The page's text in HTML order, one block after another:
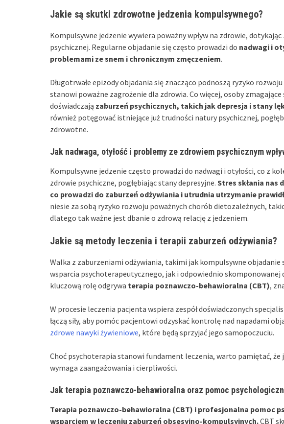
Jakie są skutki zdrowotne jedzenia kompulsywnego?
Kompulsywne jedzenie wywiera poważny wpływ na zdrowie,
psychicznej. Regularne objadanie się często prowadzi do nadwagi i
problemami ze snem i chronicznym zmęczeniem.
Długotrwałe epizody objadania się znacząco podnoszą ryzyko rozwoju
stanowi poważne zagrożenie dla zdrowia. Co więcej, osoby
doświadczają zaburzeń psychicznych, takich jak depresja i stany
również potęgować istniejące już trudności natury psychicznej,
zdrowotne.
Jak nadwaga, otyłość i problemy ze zdrowiem psychicznym
Kompulsywne jedzenie często prowadzi do nadwagi i otyłości, co z
zdrowie psychiczne, pogłębiając stany depresyjne. Stres skłania nas
co prowadzi do zaburzeń odżywiania i utrudnia utrzymanie
niesie za sobą ryzyko rozwoju poważnych chorób dietozależnych,
dlatego tak ważne jest dbanie o zdrową relację z jedzeniem.
Jakie są metody leczenia i terapii zaburzeń odżywiania?
Walka z zaburzeniami odżywiania, takimi jak kompulsywne
wsparcia psychoterapeutycznego, jak i odpowiednio skomponowanej
kluczową rolę odgrywa terapia poznawczo-behawioralna (CBT),
W procesie leczenia pacjenta wspiera zespół doświadczonych
łączą siły, aby pomóc pacjentowi odzyskać kontrolę nad napadami
zdrowe nawyki żywieniowe, które będą sprzyjać jego samopoczuciu.
Choć psychoterapia stanowi fundament leczenia, warto pamiętać, że
wymaga zaangażowania i cierpliwości.
Jak terapia poznawczo-behawioralna oraz pomoc
Terapia poznawczo-behawioralna (CBT) i profesjonalna pomoc
wsparciem w leczeniu zaburzeń obsesyjno-kompulsyjnych.CBT